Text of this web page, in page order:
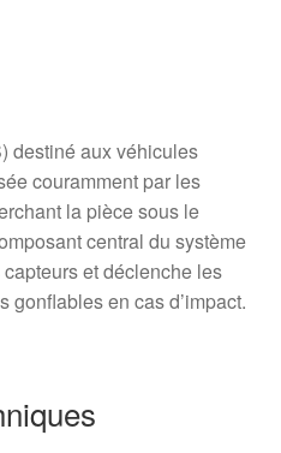
destiné aux véhicules
couramment par les
la pièce sous le
central du système
et déclenche les
gonflables en cas d’impact.